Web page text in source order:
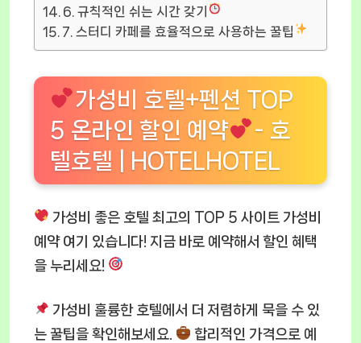
6. 규칙적인 쉬는 시간 갖기
7. 스터디 카페를 효율적으로 사용하는 꿀팁
가성비 호텔+펜션 TOP
5 온라인 할인 예약
- 호
텔호텔 | HOTELHOTEL
가성비 좋은 호텔 최고의 TOP 5 사이트 가성비
예약 여기 있습니다! 지금 바로 예약해서 할인 혜택
을 누리세요!
가성비 훌륭한 호텔에서 더 저렴하게 묵을 수 있
는 꿀팁을 확인해보세요.
합리적인 가격으로 예